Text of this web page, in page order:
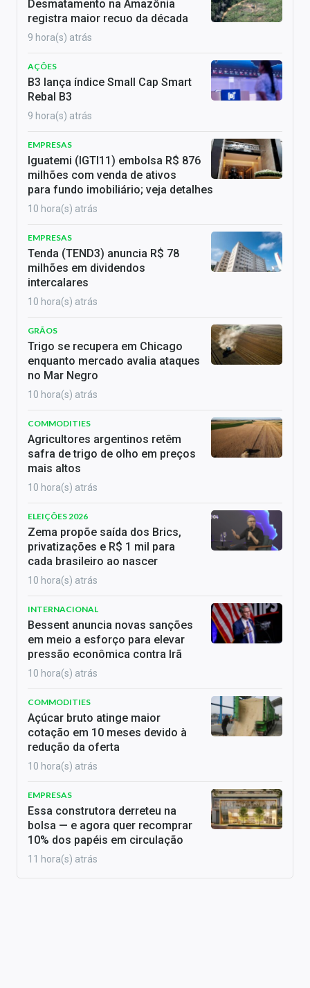
Desmatamento na Amazônia
registra maior recuo da década
9 hora(s) atrás
AÇÕES
B3 lança índice Small Cap Smart
Rebal B3
9 hora(s) atrás
EMPRESAS
Iguatemi (IGTI11) embolsa R$ 876
milhões com venda de ativos
para fundo imobiliário; veja detalhes
10 hora(s) atrás
EMPRESAS
Tenda (TEND3) anuncia R$ 78
milhões em dividendos
intercalares
10 hora(s) atrás
GRÃOS
Trigo se recupera em Chicago
enquanto mercado avalia ataques
no Mar Negro
10 hora(s) atrás
COMMODITIES
Agricultores argentinos retêm
safra de trigo de olho em preços
mais altos
10 hora(s) atrás
ELEIÇÕES 2026
Zema propõe saída dos Brics,
privatizações e R$ 1 mil para
cada brasileiro ao nascer
10 hora(s) atrás
INTERNACIONAL
Bessent anuncia novas sanções
em meio a esforço para elevar
pressão econômica contra Irã
10 hora(s) atrás
COMMODITIES
Açúcar bruto atinge maior
cotação em 10 meses devido à
redução da oferta
10 hora(s) atrás
EMPRESAS
Essa construtora derreteu na
bolsa — e agora quer recomprar
10% dos papéis em circulação
11 hora(s) atrás